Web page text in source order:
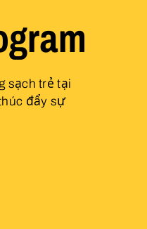
sạch trẻ tại
đẩy sự